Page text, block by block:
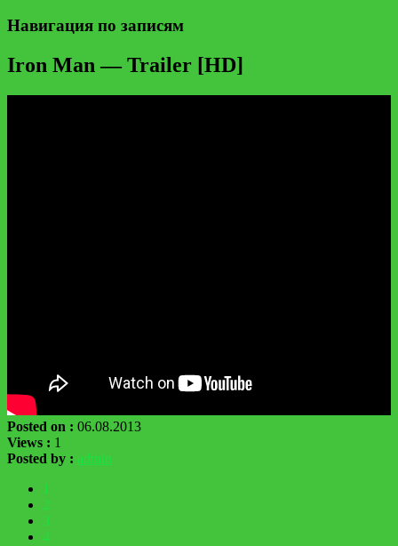
Навигация по записям
Iron Man — Trailer [HD]
Posted on : 06.08.2013
Views : 1
Posted by : admin
1
2
3
4